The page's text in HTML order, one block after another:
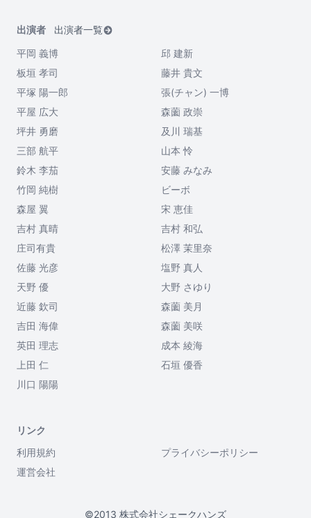
出演者
出演者一覧
平岡 義博
邱 建新
板垣 孝司
藤井 貴文
平塚 陽一郎
張(チャン) 一博
平屋 広大
森薗 政崇
坪井 勇磨
及川 瑞基
三部 航平
山本 怜
鈴木 李茄
安藤 みなみ
竹岡 純樹
ビーボ
森屋 翼
宋 恵佳
吉村 真晴
吉村 和弘
庄司有貴
松澤 茉里奈
佐藤 光彦
塩野 真人
天野 優
大野 さゆり
近藤 欽司
森薗 美月
吉田 海偉
森薗 美咲
英田 理志
成本 綾海
上田 仁
石垣 優香
川口 陽陽
リンク
利用規約
プライバシーポリシー
運営会社
©2013 株式会社シェークハンズ